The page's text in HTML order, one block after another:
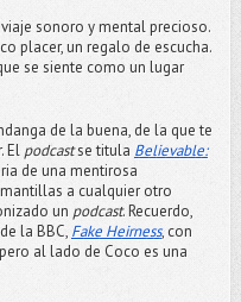
sonoro y mental precioso.
placer, un regalo de escucha.
se siente como un lugar
de la buena, de la que te
El podcastse titula Believable:
de una mentirosa
a cualquier otro
un podcast. Recuerdo,
la BBC, Fake Heirness, con
al lado de Coco es una